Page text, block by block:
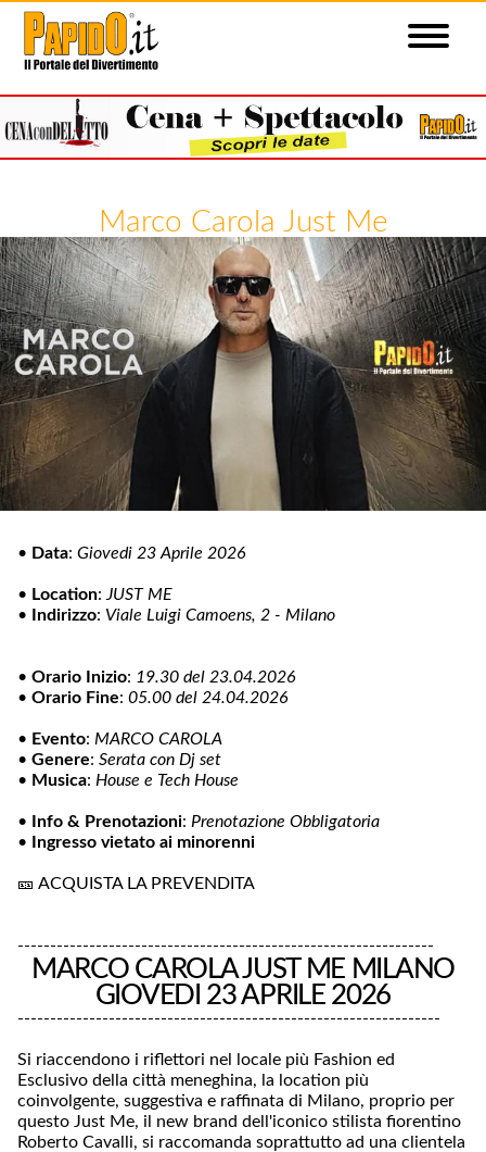
Marco Carola Just Me
• Data: Giovedi 23 Aprile 2026
• Location: JUST ME
• Indirizzo: Viale Luigi Camoens, 2 - Milano
• Orario Inizio: 19.30 del 23.04.2026
• Orario Fine: 05.00 del 24.04.2026
• Evento: MARCO CAROLA
• Genere: Serata con Dj set
• Musica: House e Tech House
• Info & Prenotazioni: Prenotazione Obbligatoria
• Ingresso vietato ai minorenni
🎫 ACQUISTA LA PREVENDITA
----------------------------------------------------------------
MARCO CAROLA JUST ME MILANO
GIOVEDI 23 APRILE 2026
-----------------------------------------------------------------
Si riaccendono i riflettori nel locale più Fashion ed
Esclusivo della città meneghina, la location più
coinvolgente, suggestiva e raffinata di Milano, proprio per
questo Just Me, il new brand dell'iconico stilista fiorentino
Roberto Cavalli, si raccomanda soprattutto ad una clientela